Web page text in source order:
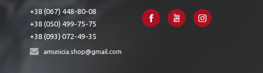
+38 (067) 448-80-08
+38 (050) 499-75-75
+38 (093) 072-49-35
amunicia.shop@gmail.com